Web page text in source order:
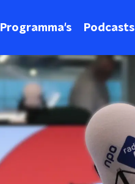
Programma's Podcasts